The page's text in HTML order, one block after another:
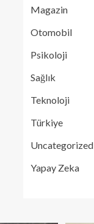
Magazin
Otomobil
Psikoloji
Sağlık
Teknoloji
Türkiye
Uncategorized
Yapay Zeka